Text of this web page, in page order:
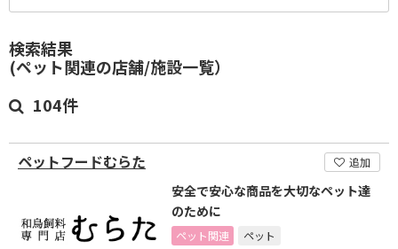
検索結果
(ペット関連の店舗/施設一覧）
104件
ペットフードむらた 追加
安全で安心な商品を大切なペット達
のために
ペット関連 ペット